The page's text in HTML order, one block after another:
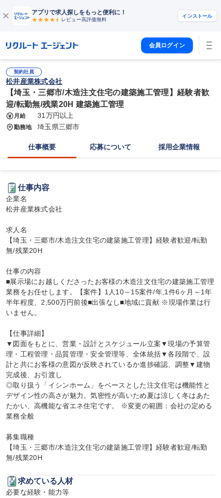
アプリで求人探しをもっと便利に！
レビュー高評価無料
インストール
会員ログイン
契約社員
松井産業株式会社
【埼玉・三郷市/木造注文住宅の建築施工管理】経験者歓
迎/転勤無/残業20H 建築施工管理
月給 31万円以上
勤務地 埼玉県三郷市
仕事概要 応募について 採用企業情報
仕事内容
企業名
松井産業株式会社
求人名
【埼玉・三郷市/木造注文住宅の建築施工管理】経験者歓迎/転勤
無/残業20H
仕事の内容
■展示場にお越しくださったお客様の木造注文住宅の建築施工管理
業務をお任せします。【案件】1人10～15案件/年,1件6ヶ月～1年
半年程度、2,500万円前後■出張なし■地域に貢献 ※現場作業は行
いません。
【仕事詳細】
▼図面をもとに、営業・設計とスケジュール立案▼現場の予算管
理・工程管理・品質管理・安全管理等、全体統括▼各段階で、設
計と共にお客様の意図が反映されているか進捗確認、調整▼建物
完成後、お引渡し
◎取り扱う「イシンホーム」をベースとした注文住宅は機能性と
デザイン性の高さが魅力。気密性が高いため夏は涼しく冬はあた
たかい、高機能な省エネ住宅です。 ※変更の範囲：会社の定める
業務全般
募集職種
【埼玉・三郷市/木造注文住宅の建築施工管理】経験者歓迎/転勤
無/残業20H
求めている人材
必要な経験・能力等